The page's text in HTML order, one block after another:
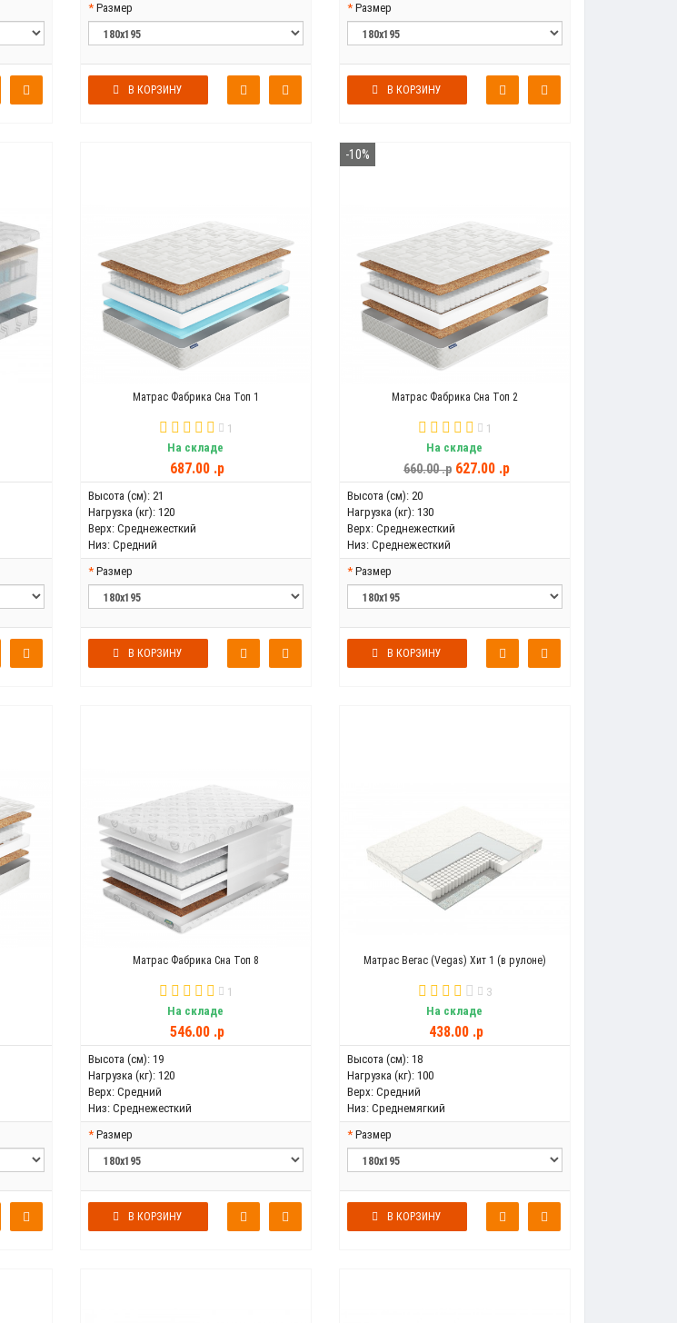
Размер
В КОРЗИНУ
Размер
В КОРЗИНУ
Матрас Фабрика Сна Топ 1
1
На складе
687.00 .p
Высота (см): 21
Нагрузка (кг): 120
Верх: Среднежесткий
Низ: Средний
Размер
В КОРЗИНУ
-10%
Матрас Фабрика Сна Топ 2
1
На складе
660.00 .p 627.00 .p
Высота (см): 20
Нагрузка (кг): 130
Верх: Среднежесткий
Низ: Среднежесткий
Размер
В КОРЗИНУ
Матрас Фабрика Сна Топ 8
1
На складе
546.00 .p
Высота (см): 19
Нагрузка (кг): 120
Верх: Средний
Низ: Среднежесткий
Размер
В КОРЗИНУ
Матрас Вегас (Vegas) Хит 1 (в рулоне)
3
На складе
438.00 .p
Высота (см): 18
Нагрузка (кг): 100
Верх: Средний
Низ: Среднемягкий
Размер
В КОРЗИНУ